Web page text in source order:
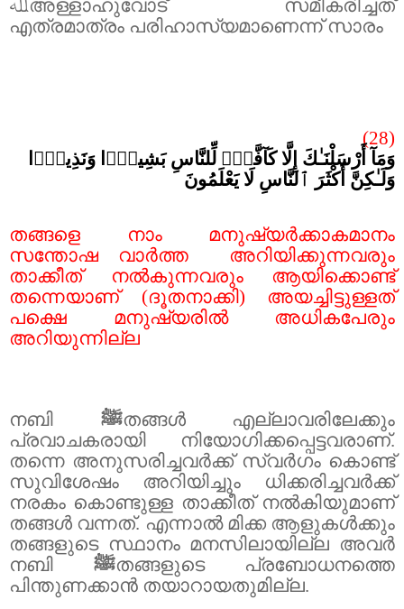
ﷲഅള്ളാഹുവോട് സമീകരിച്ചത്
എത്രമാത്രം പരിഹാസ്യമാണെന്ന് സാരം
(28)
وَمَآ أَرْسَلْنَـٰكَ إِلَّا كَآفَّةًۭ لِّلنَّاسِ بَشِيرًۭا وَنَذِيرًۭا
وَلَـٰكِنَّ أَكْثَرَ ٱلنَّاسِ لَا يَعْلَمُونَ
തങ്ങളെ നാം മനുഷ്യർക്കാകമാനം
സന്തോഷ വാർത്ത
അറിയിക്കുന്നവരും
താക്കീത് നൽകുന്നവരും ആയിക്കൊണ്ട്
തന്നെയാണ് (ദൂതനാക്കി) അയച്ചിട്ടുള്ളത്
പക്ഷെ മനുഷ്യരിൽ അധികപേരും
അറിയുന്നില്ല
നബി ﷺതങ്ങൾ എല്ലാവരിലേക്കും
പ്രവാചകരായി നിയോഗിക്കപ്പെട്ടവരാണ്.
തന്നെ അനുസരിച്ചവർക്ക് സ്വർഗം കൊണ്ട്
സുവിശേഷം അറിയിച്ചും ധിക്കരിച്ചവർക്ക്
നരകം കൊണ്ടുള്ള താക്കീത് നൽകിയുമാണ്
തങ്ങൾ വന്നത്. എന്നാൽ മിക്ക ആളുകൾക്കും
തങ്ങളുടെ സ്ഥാനം മനസിലായില്ല അവർ
നബി ﷺതങ്ങളുടെ പ്രബോധനത്തെ
പിന്തുണക്കാൻ തയാറായതുമില്ല.